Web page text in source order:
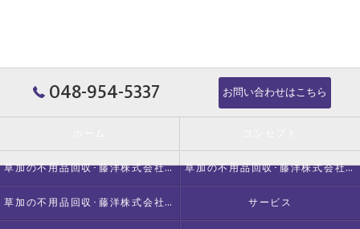
048-954-5337 お問い合わせはこちら
草加の不用品回収･藤洋株式会社の口コミ情報 草加の不用品回収･藤洋株式会社の評判
草加の不用品回収･藤洋株式会社のお客様の声 サービス